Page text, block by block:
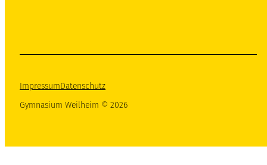
ImpressumDatenschutz
Gymnasium Weilheim © 2026